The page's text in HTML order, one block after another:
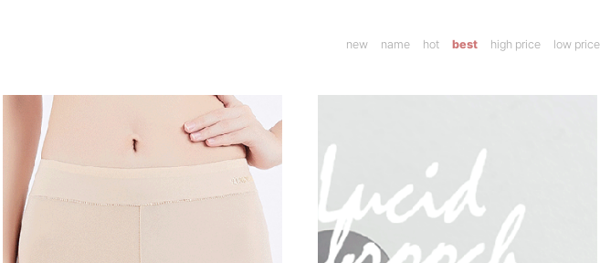
new name hot best high price low price